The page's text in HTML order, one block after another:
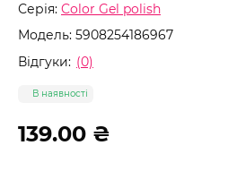
Серія: Color Gel polish
Модель: 5908254186967
Відгуки: (0)
В наявності
139.00 ₴